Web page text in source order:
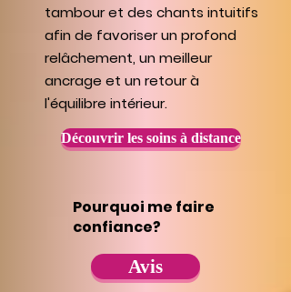
tambour et des chants intuitifs
afin de favoriser un profond
relâchement, un meilleur
ancrage et un retour à
l'équilibre intérieur.
Découvrir les soins à distance
Pourquoi me faire
confiance?
Avis